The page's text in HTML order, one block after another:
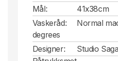
Mål:
41x38cm
Vaskeråd:
Normal
degrees
Designer:
Studio